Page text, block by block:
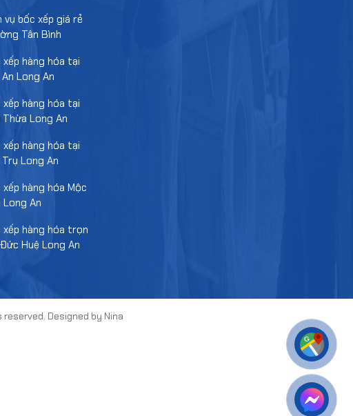
vụ bốc xếp giá rẻ
Tân Bình
xếp hàng hóa tại
Long An
xếp hàng hóa tại
Thừa Long An
xếp hàng hóa tại
Trụ Long An
hàng hóa Mộc
Long An
xếp hàng hóa trọn
Huệ Long An
reserved. Designed by Nina